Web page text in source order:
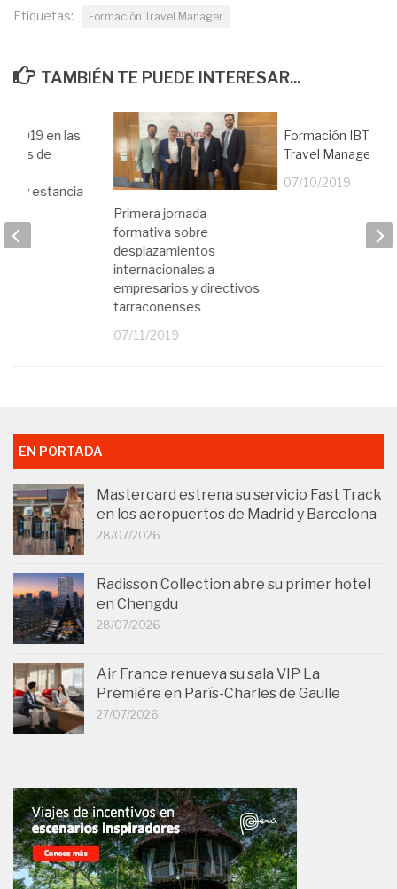
Etiquetas: Formación Travel Manager
TAMBIÉN TE PUEDE INTERESAR...
Primera jornada
formativa sobre
desplazamientos
internacionales a
empresarios y directivos
tarraconenses
07/11/2019
Formación IBTA
Travel Manager
07/10/2019
2019 en las
de
y estancia
EN PORTADA
Mastercard estrena su servicio Fast Track
en los aeropuertos de Madrid y Barcelona
28/07/2026
Radisson Collection abre su primer hotel
en Chengdu
28/07/2026
Air France renueva su sala VIP La
Première en París-Charles de Gaulle
27/07/2026